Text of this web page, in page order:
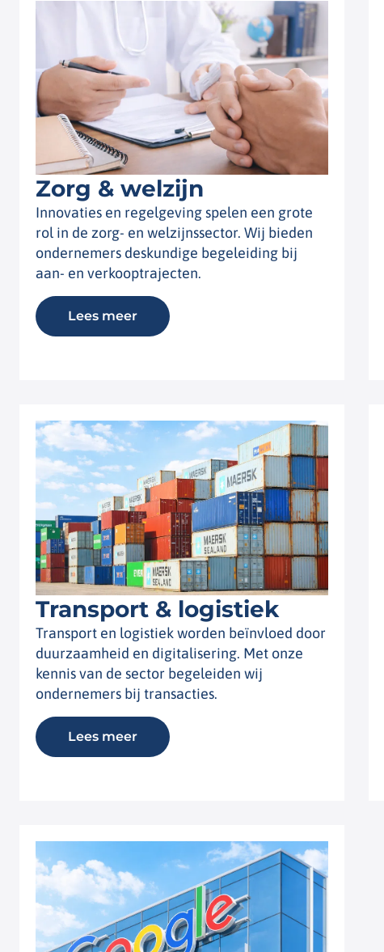
Zorg & welzijn
Innovaties en regelgeving spelen een grote
rol in de zorg- en welzijnssector. Wij bieden
ondernemers deskundige begeleiding bij
aan- en verkooptrajecten.
Lees meer
Transport & logistiek
Transport en logistiek worden beïnvloed door
duurzaamheid en digitalisering. Met onze
kennis van de sector begeleiden wij
ondernemers bij transacties.
Lees meer